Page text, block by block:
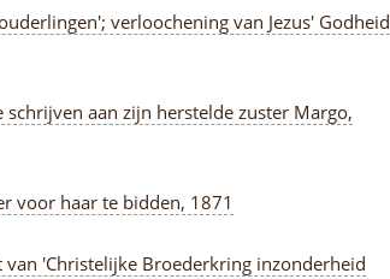
verloochening van Jezus' Godheid
aan zijn herstelde zuster Margo,
voor haar te bidden, 1871
'Christelijke Broederkring inzonderheid